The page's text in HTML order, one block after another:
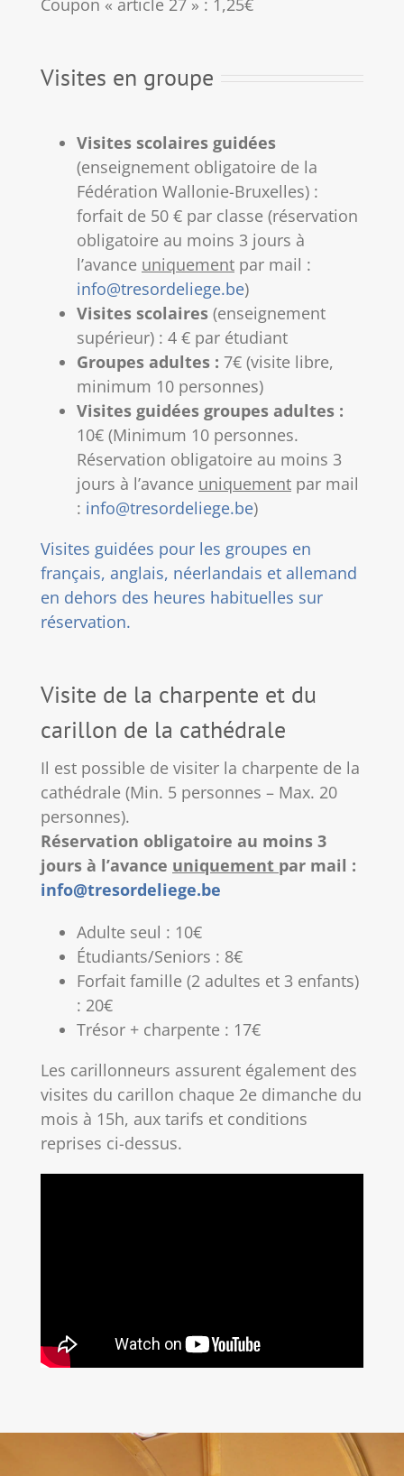
Coupon « article 27 » : 1,25€
Visites en groupe
Visites scolaires guidées
(enseignement obligatoire de la
Fédération Wallonie-Bruxelles) :
forfait de 50 € par classe (réservation
obligatoire au moins 3 jours à
l’avance uniquement par mail :
info@tresordeliege.be)
Visites scolaires (enseignement
supérieur) : 4 € par étudiant
Groupes adultes : 7€ (visite libre,
minimum 10 personnes)
Visites guidées groupes adultes :
10€ (Minimum 10 personnes.
Réservation obligatoire au moins 3
jours à l’avance uniquement par mail
: info@tresordeliege.be)
Visites guidées pour les groupes en
français, anglais, néerlandais et allemand
en dehors des heures habituelles sur
réservation.
Visite de la charpente et du
carillon de la cathédrale
Il est possible de visiter la charpente de la
cathédrale (Min. 5 personnes – Max. 20
personnes).
Réservation obligatoire au moins 3
jours à l’avance uniquement par mail :
info@tresordeliege.be
Adulte seul : 10€
Étudiants/Seniors : 8€
Forfait famille (2 adultes et 3 enfants)
: 20€
Trésor + charpente : 17€
Les carillonneurs assurent également des
visites du carillon chaque 2e dimanche du
mois à 15h, aux tarifs et conditions
reprises ci-dessus.